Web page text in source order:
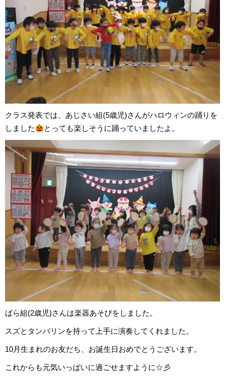
クラス発表では、あじさい組(5歳児)さんがハロウィンの踊りを
しました
とっても楽しそうに踊っていましたよ。
ばら組(2歳児)さんは楽器あそびをしました。
スズとタンバリンを持って上手に演奏してくれました。
10月生まれのお友だち、お誕生日おめでとうございます。
これからも元気いっぱいに過ごせますように☆彡